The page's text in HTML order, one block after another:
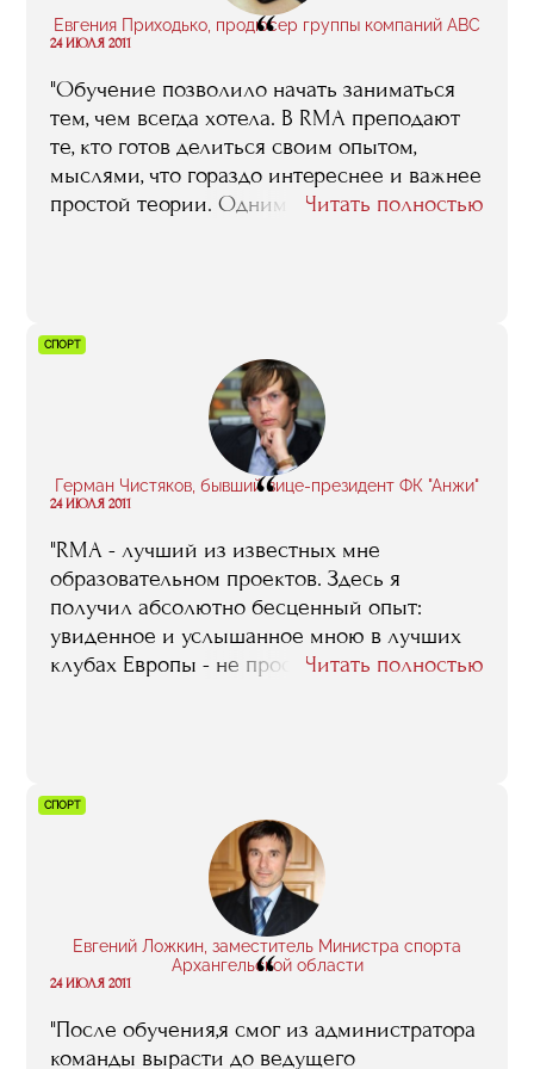
Евгения Приходько, продюсер группы компаний ABC
“
24 ИЮЛЯ 2011
"Обучение позволило начать заниматься
тем, чем всегда хотела. В RMA преподают
те, кто готов делиться своим опытом,
мыслями, что гораздо интереснее и важнее
простой теории. Одним словом, RMA дает
Читать полностью
СПОРТ
Герман Чистяков, бывший вице-президент ФК "Анжи"
“
24 ИЮЛЯ 2011
"RMA - лучший из известных мне
образовательном проектов. Здесь я
получил абсолютно бесценный опыт:
увиденное и услышанное мною в лучших
клубах Европы - не просто набор шаблонов,
Читать полностью
СПОРТ
Евгений Ложкин, заместитель Министра спорта
Архангельской области
“
24 ИЮЛЯ 2011
"После обучения,я смог из администратора
команды вырасти до ведущего